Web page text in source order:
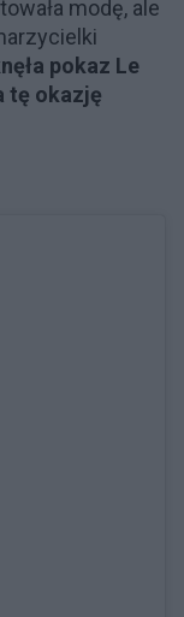
modę, ale
pokaz Le
tę okazję